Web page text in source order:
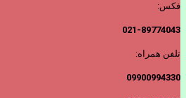
فکس:
021-89774043
تلفن همراه:
09900994330